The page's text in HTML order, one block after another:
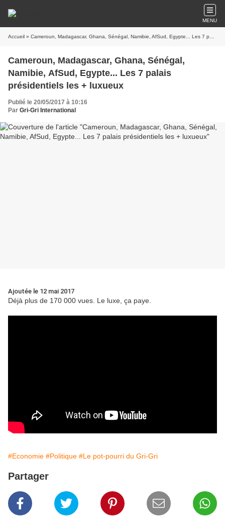
MENU
Accueil » Cameroun, Madagascar, Ghana, Sénégal, Namibie, AfSud, Egypte... Les 7 palais présidentiels les + luxueux
Cameroun, Madagascar, Ghana, Sénégal,
Namibie, AfSud, Egypte... Les 7 palais
présidentiels les + luxueux
Publié le 20/05/2017 à 10:16
Par Gri-Gri International
Ajoutée le 12 mai 2017
Déjà plus de 170 000 vues. Le luxe, ça paye.
#Economie #Politique #Le pot-pourri du Gri-Gri
Partager